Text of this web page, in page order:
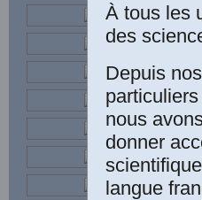
À tous les
des
Depuis
nous
donner
langue